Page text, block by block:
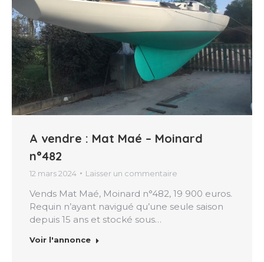
A vendre : Mat Maé – Moinard
n°482
12 mars 2024 Laisser un commentaire
Vends Mat Maé, Moinard n°482, 19 900 euros.
Requin n’ayant navigué qu’une seule saison
depuis 15 ans et stocké sous…
Voir l'annonce